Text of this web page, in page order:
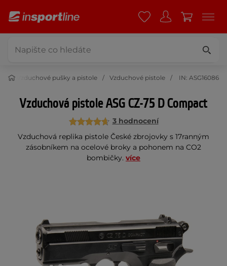
Vzduchové pušky a pistole Vzduchové pistole IN: ASG16086
Vzduchová pistole ASG CZ-75 D Compact
3 hodnocení
Vzduchová replika pistole České zbrojovky s 17ranným
zásobníkem na ocelové broky a pohonem na CO2
bombičky. více